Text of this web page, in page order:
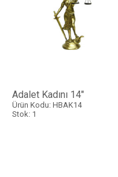
Adalet Kadını 14"
Ürün Kodu: HBAK14
Stok: 1